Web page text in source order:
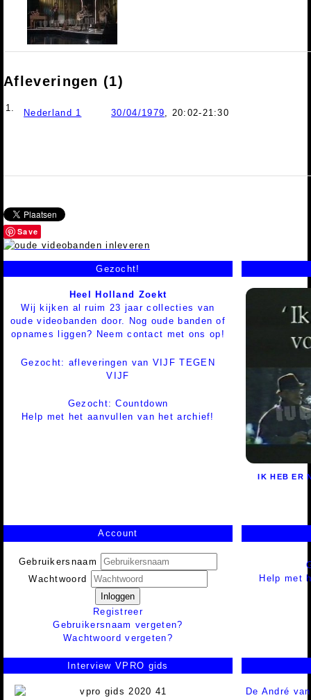
Afleveringen (1)
1. Nederland 1 30/04/1979 , 20:02-21:30
Save
Gezocht!
Heel Holland Zoekt
Wij kijken al ruim 23 jaar collecties van
oude videobanden door. Nog oude banden of
opnames liggen? Neem contact met ons op!
Gezocht: afleveringen van VIJF TEGEN
VIJF
Gezocht: Countdown
Help met het aanvullen van het archief!
IK HEB ER
Account
Gebruikersnaam
Wachtwoord
Inloggen
Registreer
Gebruikersnaam vergeten?
Wachtwoord vergeten?
Help met
Interview VPRO gids
De André